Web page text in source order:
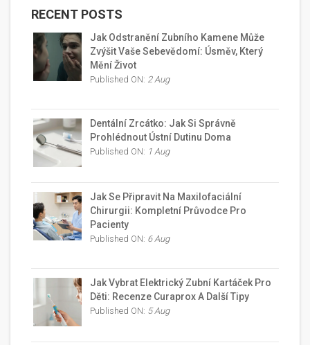
RECENT POSTS
Jak Odstranění Zubního Kamene Může
Zvýšit Vaše Sebevědomí: Úsměv, Který
Mění Život
Published ON: 2 Aug
Dentální Zrcátko: Jak Si Správně
Prohlédnout Ústní Dutinu Doma
Published ON: 1 Aug
Jak Se Připravit Na Maxilofaciální
Chirurgii: Kompletní Průvodce Pro
Pacienty
Published ON: 6 Aug
Jak Vybrat Elektrický Zubní Kartáček Pro
Děti: Recenze Curaprox A Další Tipy
Published ON: 5 Aug